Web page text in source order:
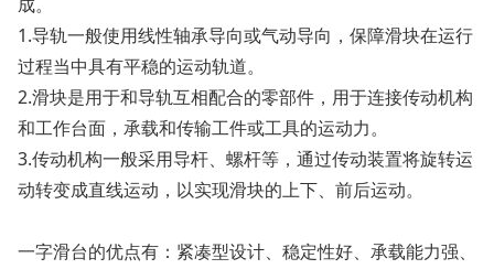
1.导轨一般使用线性轴承导向或气动导向，保障滑块在运行
过程当中具有平稳的运动轨道。
2.滑块是用于和导轨互相配合的零部件，用于连接传动机构
和工作台面，承载和传输工件或工具的运动力。
3.传动机构一般采用导杆、螺杆等，通过传动装置将旋转运
动转变成直线运动，以实现滑块的上下、前后运动。
一字滑台的优点有：紧凑型设计、稳定性好、承载能力强、